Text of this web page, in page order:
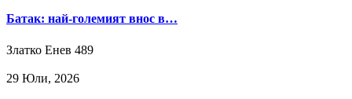
Батак: най-големият внос в…
Златко Енев 489
29 Юли, 2026